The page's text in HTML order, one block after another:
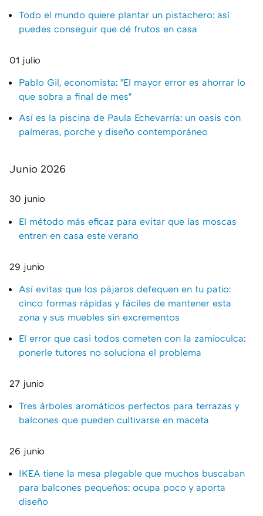
Todo el mundo quiere plantar un pistachero: así
puedes conseguir que dé frutos en casa
01 julio
Pablo Gil, economista: "El mayor error es ahorrar lo
que sobra a final de mes"
Así es la piscina de Paula Echevarría: un oasis con
palmeras, porche y diseño contemporáneo
Junio 2026
30 junio
El método más eficaz para evitar que las moscas
entren en casa este verano
29 junio
Así evitas que los pájaros defequen en tu patio:
cinco formas rápidas y fáciles de mantener esta
zona y sus muebles sin excrementos
El error que casi todos cometen con la zamioculca:
ponerle tutores no soluciona el problema
27 junio
Tres árboles aromáticos perfectos para terrazas y
balcones que pueden cultivarse en maceta
26 junio
IKEA tiene la mesa plegable que muchos buscaban
para balcones pequeños: ocupa poco y aporta
diseño